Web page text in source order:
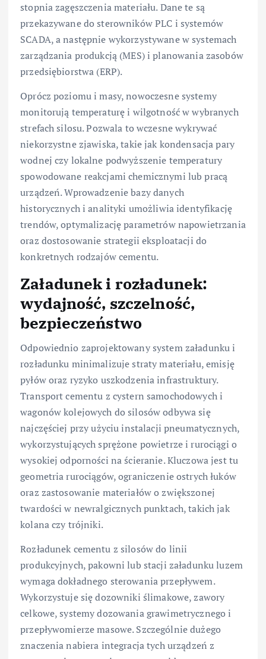
stopnia zagęszczenia materiału. Dane te są
przekazywane do sterowników PLC i systemów
SCADA, a następnie wykorzystywane w systemach
zarządzania produkcją (MES) i planowania zasobów
przedsiębiorstwa (ERP).
Oprócz poziomu i masy, nowoczesne systemy
monitorują temperaturę i wilgotność w wybranych
strefach silosu. Pozwala to wczesne wykrywać
niekorzystne zjawiska, takie jak kondensacja pary
wodnej czy lokalne podwyższenie temperatury
spowodowane reakcjami chemicznymi lub pracą
urządzeń. Wprowadzenie bazy danych
historycznych i analityki umożliwia identyfikację
trendów, optymalizację parametrów napowietrzania
oraz dostosowanie strategii eksploatacji do
konkretnych rodzajów cementu.
Załadunek i rozładunek:
wydajność, szczelność,
bezpieczeństwo
Odpowiednio zaprojektowany system załadunku i
rozładunku minimalizuje straty materiału, emisję
pyłów oraz ryzyko uszkodzenia infrastruktury.
Transport cementu z cystern samochodowych i
wagonów kolejowych do silosów odbywa się
najczęściej przy użyciu instalacji pneumatycznych,
wykorzystujących sprężone powietrze i rurociągi o
wysokiej odporności na ścieranie. Kluczowa jest tu
geometria rurociągów, ograniczenie ostrych łuków
oraz zastosowanie materiałów o zwiększonej
twardości w newralgicznych punktach, takich jak
kolana czy trójniki.
Rozładunek cementu z silosów do linii
produkcyjnych, pakowni lub stacji załadunku luzem
wymaga dokładnego sterowania przepływem.
Wykorzystuje się dozowniki ślimakowe, zawory
celkowe, systemy dozowania grawimetrycznego i
przepływomierze masowe. Szczególnie dużego
znaczenia nabiera integracja tych urządzeń z